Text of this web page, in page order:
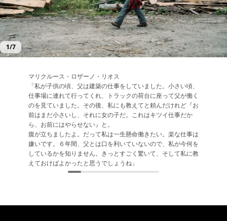
1/7
マリクルース・ロザーノ・リオス
「私が子供の頃、父は建築の仕事をしていました。小さい頃、
仕事場に連れて行ってくれ、トラックの荷台に座って父が働く
のを見ていました。その後、私にも教えてと頼んだけれど『お
前はまだ小さいし、それに女の子だ。これはキツイ仕事だか
ら、お前にはやらせない』と。
腹が立ちましたよ。だって私は一生懸命働きたい。楽な仕事は
嫌いです。６年間、父とは口を利いていないので、私が今何を
しているかを知りません。きっとすごく驚いて、そして私に教
えておけばよかったと思うでしょうね」
アシュリー・デイビス（手前）
「キャンプに行ったことも、テントのバルコニーでお風呂に入
ったこともなかったけど、現代人の生活をしないって新鮮。そ
もそも人類は泥の中で暮らし始めたということを人は忘れてい
る。（ここでは）すべてが静かで、穏やかで、精神的に落ち着
く。すべてが平和で、あらゆるものが純粋。ここはポジティブ
なもので溢れている」
サラ・ラング（後列、オレンジのシャツ）
「私のお気に入りは、ここの家々を訪問すること。母娘みたい
にね。『おやおや“ひよっこ”が来たよ』って、実際は言われな
いけれど、そんな感じ。この先には新たな未来が待っていると
思う。何かを違ったやり方でやらなければならなくなった時、
私は世界にとって役立つ存在になりたいですね」
ブリティーニ・デアーモン
「何もないところから、何かを作れることがいいですね。しか
もそれを自分の両手と少しの創造性でできるのですから。事業
を立ち上げ、自分自身の仕事を、自分で人を雇えるようになり
たいです」
ベス・ハルバーソン（後列に着席、白いシャツ）
「ここに来たら（生徒たちは）ホームセンターにばかり行かず
に、どうやって仕事をやり遂げるか、やりくりを学びます。彼
女たちは、どんどん強くなっています。この先に自分たちが活
躍できる場があることを学んでいるのです」
ケリシャ・パーマシュワリ
「男の世界で何かをするチャンスがあるなら、やるべきよ。そ
れが何であろうと、女性として、有色人種の女性として、その
世界を変えることができるのだから」
ジェナ・ポラード
「私たちは、プロとして、エキスパートとして、その知識をほ
かの女性に伝えようとする女性を求めいる。すべてはそうやっ
て続いていくと」